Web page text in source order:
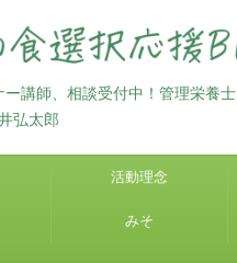
講師、相談受付中！管理栄養士
弘太郎
活動理念
みそ